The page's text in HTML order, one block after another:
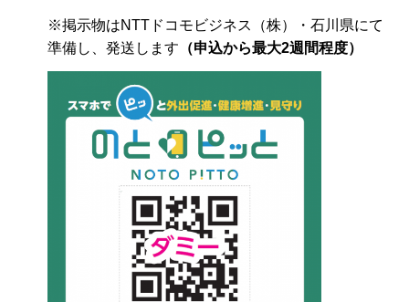
※掲示物はNTTドコモビジネス（株）・石川県にて
準備し、発送します （申込から最大2週間程度）